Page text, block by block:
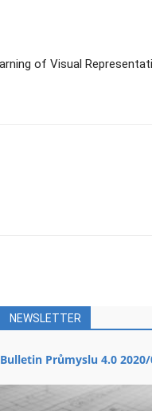
of Visual
NEWSLETTER
Bulletin Průmyslu 4.0 2020/